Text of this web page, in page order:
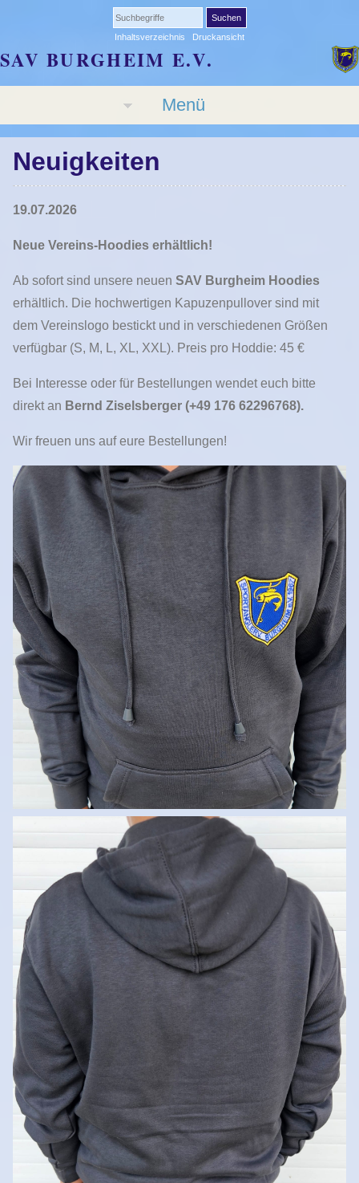
Inhaltsverzeichnis Druckansicht
SAV BURGHEIM E.V.
Menü
Neuigkeiten
19.07.2026
Neue Vereins-Hoodies erhältlich!
Ab sofort sind unsere neuen SAV Burgheim Hoodies
erhältlich. Die hochwertigen Kapuzenpullover sind mit
dem Vereinslogo bestickt und in verschiedenen Größen
verfügbar (S, M, L, XL, XXL). Preis pro Hoddie: 45 €
Bei Interesse oder für Bestellungen wendet euch bitte
direkt an Bernd Ziselsberger (+49 176 62296768).
Wir freuen uns auf eure Bestellungen!